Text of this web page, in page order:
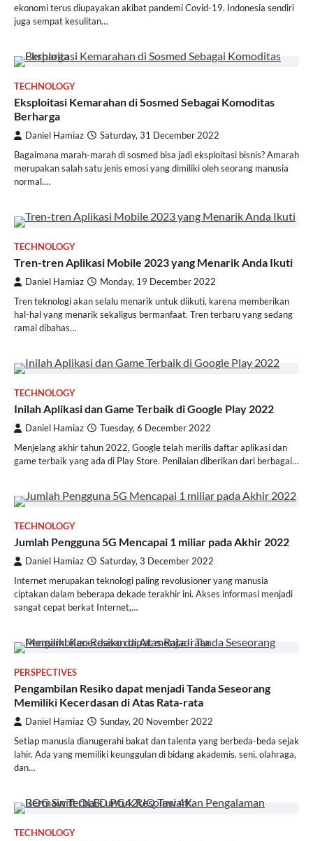
ekonomi terus diupayakan akibat pandemi Covid-19. Indonesia sendiri
juga sempat kesulitan…
TECHNOLOGY
Eksploitasi Kemarahan di Sosmed Sebagai Komoditas
Berharga
Daniel Hamiaz Saturday, 31 December 2022
Bagaimana marah-marah di sosmed bisa jadi eksploitasi bisnis? Amarah
merupakan salah satu jenis emosi yang dimiliki oleh seorang manusia
normal.…
TECHNOLOGY
Tren-tren Aplikasi Mobile 2023 yang Menarik Anda Ikuti
Daniel Hamiaz Monday, 19 December 2022
Tren teknologi akan selalu menarik untuk diikuti, karena memberikan
hal-hal yang menarik sekaligus bermanfaat. Tren terbaru yang sedang
ramai dibahas…
TECHNOLOGY
Inilah Aplikasi dan Game Terbaik di Google Play 2022
Daniel Hamiaz Tuesday, 6 December 2022
Menjelang akhir tahun 2022, Google telah merilis daftar aplikasi dan
game terbaik yang ada di Play Store. Penilaian diberikan dari berbagai…
TECHNOLOGY
Jumlah Pengguna 5G Mencapai 1 miliar pada Akhir 2022
Daniel Hamiaz Saturday, 3 December 2022
Internet merupakan teknologi paling revolusioner yang manusia
ciptakan dalam beberapa dekade terakhir ini. Akses informasi menjadi
sangat cepat berkat Internet,…
PERSPECTIVES
Pengambilan Resiko dapat menjadi Tanda Seseorang
Memiliki Kecerdasan di Atas Rata-rata
Daniel Hamiaz Sunday, 20 November 2022
Setiap manusia dianugerahi bakat dan talenta yang berbeda-beda sejak
lahir. Ada yang memiliki keunggulan di bidang akademis, seni, olahraga,
dan…
TECHNOLOGY